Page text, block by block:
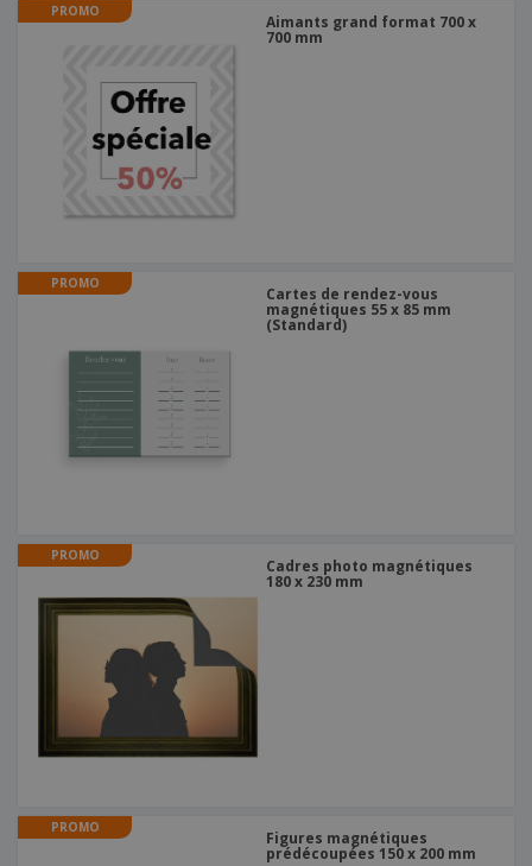
PROMO
Aimants grand format 700 x
700 mm
PROMO
Cartes de rendez-vous
magnétiques 55 x 85 mm
(Standard)
PROMO
Cadres photo magnétiques
180 x 230 mm
PROMO
Figures magnétiques
prédécoupées 150 x 200 mm